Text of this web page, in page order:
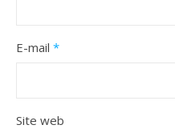
E-mail *
Site web